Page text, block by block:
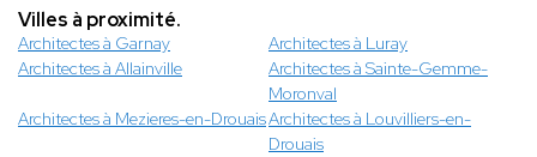
Villes à proximité.
Architectes à Garnay
Architectes à Luray
Architectes à Allainville
Architectes à Sainte-Gemme-
Moronval
Architectes à Mezieres-en-DrouaisArchitectes à Louvilliers-en-
Drouais